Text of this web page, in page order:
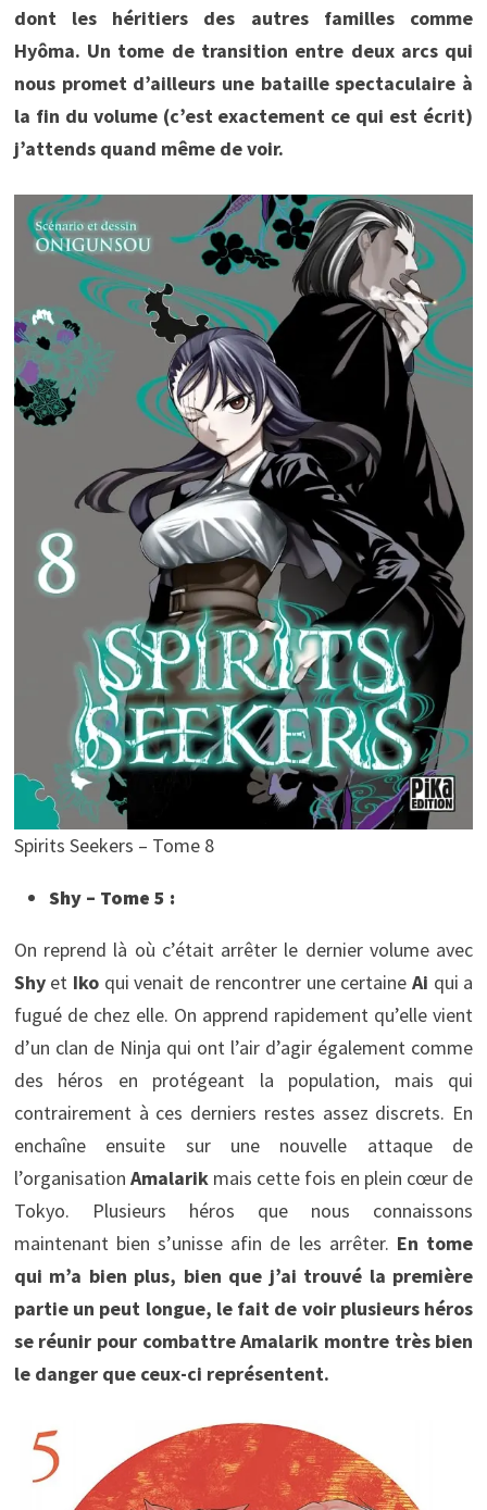
dont les héritiers des autres familles comme
Hyôma. Un tome de transition entre deux arcs qui
nous promet d’ailleurs une bataille spectaculaire à
la fin du volume (c’est exactement ce qui est écrit)
j’attends quand même de voir.
Spirits Seekers – Tome 8
Shy – Tome 5 :
On reprend là où c’était arrêter le dernier volume avec
Shy et Iko qui venait de rencontrer une certaine Ai qui a
fugué de chez elle. On apprend rapidement qu’elle vient
d’un clan de Ninja qui ont l’air d’agir également comme
des héros en protégeant la population, mais qui
contrairement à ces derniers restes assez discrets. En
enchaîne ensuite sur une nouvelle attaque de
l’organisation Amalarik mais cette fois en plein cœur de
Tokyo. Plusieurs héros que nous connaissons
maintenant bien s’unisse afin de les arrêter. En tome
qui m’a bien plus, bien que j’ai trouvé la première
partie un peut longue, le fait de voir plusieurs héros
se réunir pour combattre Amalarik montre très bien
le danger que ceux-ci représentent.